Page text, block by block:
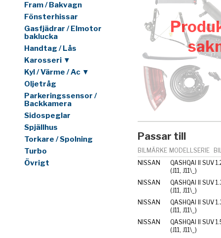
Fram / Bakvagn
Fönsterhissar
Gasfjädrar / Elmotor
baklucka
Handtag / Lås
Karosseri ▼
Kyl / Värme / Ac ▼
Oljetråg
Parkeringssensor /
Backkamera
Sidospeglar
Spjällhus
Torkare / Spolning
Turbo
Övrigt
Passar till
BILMÄRKE MODELLSERIE
NISSAN
QASHQAI II SUV
(J11, J11\_)
NISSAN
QASHQAI II SUV
(J11, J11\_)
NISSAN
QASHQAI II SUV
(J11, J11\_)
NISSAN
QASHQAI II SUV
(J11, J11\_)